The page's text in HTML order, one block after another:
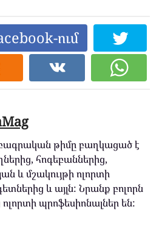
ում
թիմը բաղկացած է
հոգեբաններից,
և մշակույթի ոլորտի
և այլն: Նրանք բոլորն
ոլորտի պրոֆեսիոնալներ են: